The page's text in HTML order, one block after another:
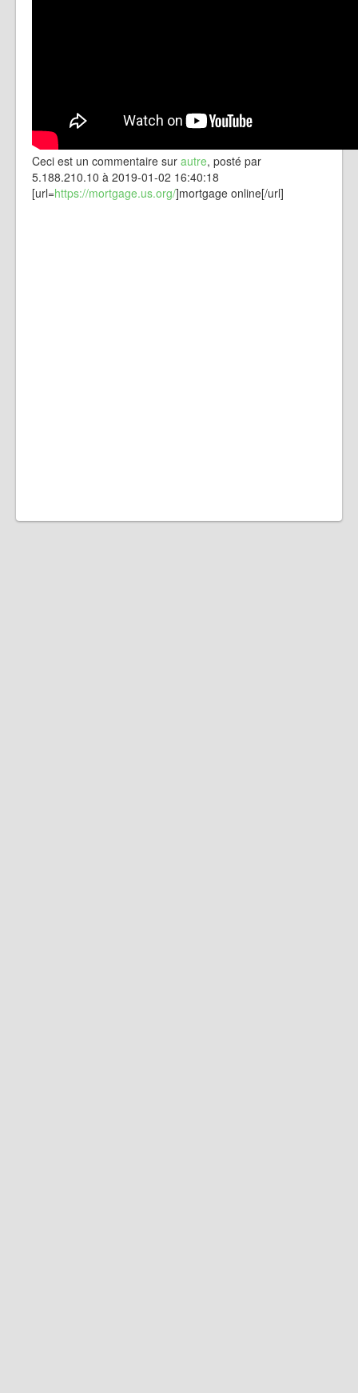
Ceci est un commentaire sur autre, posté par
5.188.210.10 à 2019-01-02 16:40:18
[url=https://mortgage.us.org/]mortgage online[/url]